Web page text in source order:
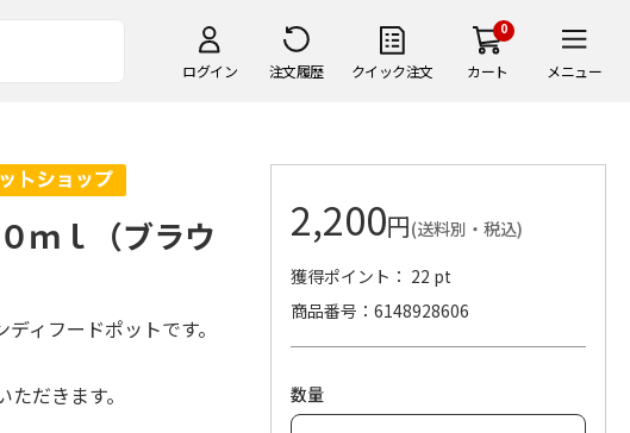
ログイン 注文履歴 クイック注文
0
カート メニュー
ｍｌ（ブラウ
ィフードポットです。
だきます。
2,200円(送料別・税込)
獲得ポイント： 22 pt
商品番号
6148928606
数量